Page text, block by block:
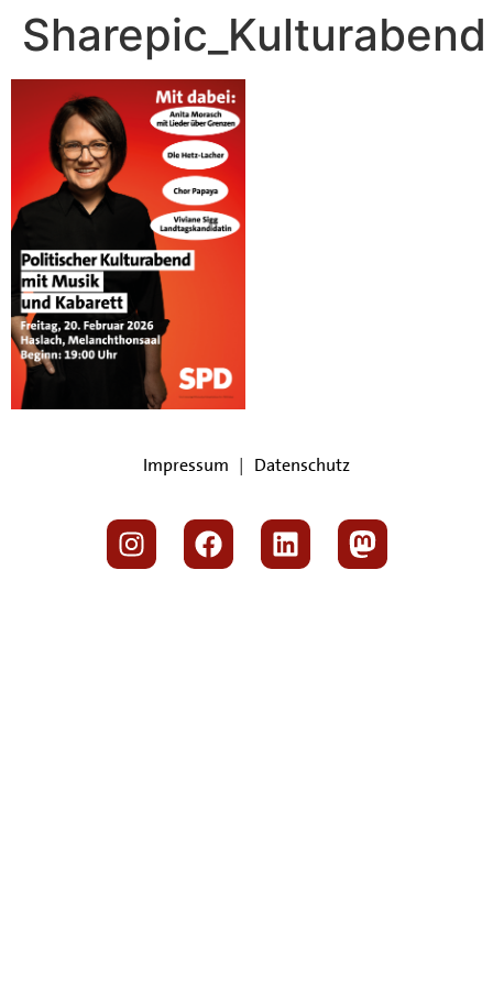
Sharepic_Kulturabend
Impressum | Datenschutz